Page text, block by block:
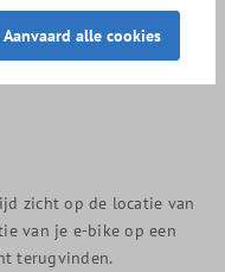
tussen een 500Wh of
zicht op de locatie van
van je e-bike op een
terugvinden.
Aanvaard alle cookies